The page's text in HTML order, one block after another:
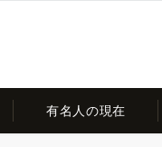
有名人の現在